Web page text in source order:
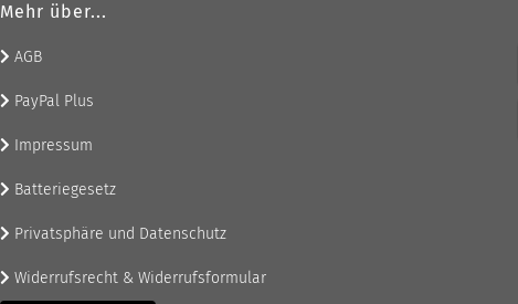
Mehr über...
AGB
PayPal Plus
Impressum
Batteriegesetz
Privatsphäre und Datenschutz
Widerrufsrecht & Widerrufsformular